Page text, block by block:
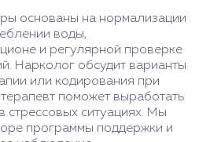
основаны на нормализации
воды,
и регулярной проверке
Нарколог обсудит варианты
или кодирования при
поможет выработать
стрессовых ситуациях. Мы
программы поддержки и